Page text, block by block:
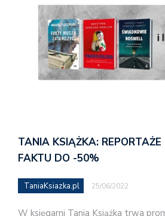
TANIA KSIĄŻKA:
FAKTU DO -50%
TaniaKsiazka.pl 25/06/2022
W księgarni Tania Książka trwa